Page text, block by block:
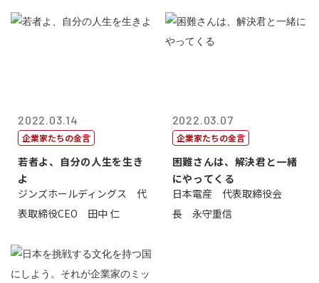
2022.03.14
企業家たちの金言
若者よ、自分の人生を生き
よ
ジンズホールディングス 代
表取締役CEO 田中 仁
2022.03.07
企業家たちの金言
困難さんは、解決君と一緒
にやってくる
日本電産 代表取締役会
長 永守重信